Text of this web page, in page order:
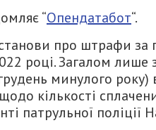
“Опендатабот“.
про штрафи за
році. Загалом
минулого
кількості
патрульної поліції